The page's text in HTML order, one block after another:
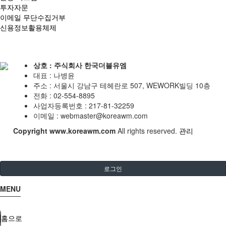
투자자문
이메일 무단수집거부
신용정보활용체제
상호 : 주식회사 한국더블유엠
대표 : 나병윤
주소 : 서울시 강남구 테헤란로 507, WEWORK빌딩 10층
전화 : 02-554-8895
사업자등록번호 : 217-81-32259
이메일 : webmaster@koreawm.com
Copyright www.koreawm.com All rights reserved. 관리
로그인
MENU
홈으로